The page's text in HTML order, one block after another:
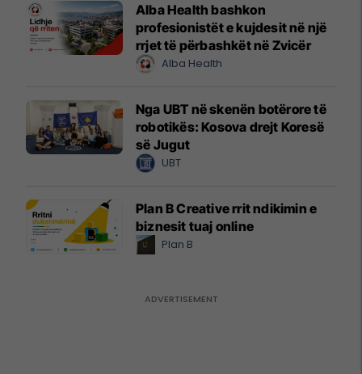
Alba Health bashkon
profesionistët e kujdesit në një
rrjet të përbashkët në Zvicër
Alba Health
Nga UBT në skenën botërore të
robotikës: Kosova drejt Koresë
së Jugut
UBT
Plan B Creative rrit ndikimin e
biznesit tuaj online
Plan B